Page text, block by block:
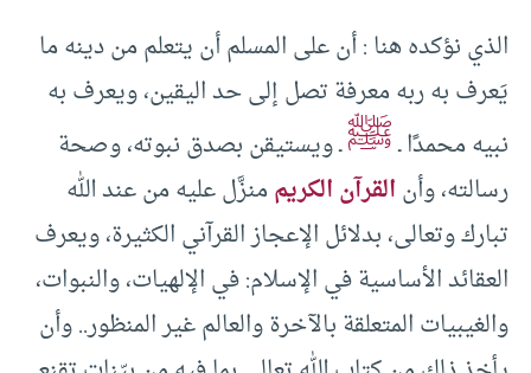
الذي نؤكده هنا : أن على المسلم أن يتعلم من دينه ما
يَعرف به ربه معرفة تصل إلى حد اليقين، ويعرف به
نبيه محمدًا ـﷺـ ويستيقن بصدق نبوته، وصحة
رسالته، وأنالقرآن الكريممنزَّل عليه من عند الله
تبارك وتعالى، بدلائل الإعجاز القرآني الكثيرة، ويعرف
العقائد الأساسية في الإسلام: في الإلهيات، والنبوات،
والغيبيات المتعلقة بالآخرة والعالم غير المنظور.. وأن